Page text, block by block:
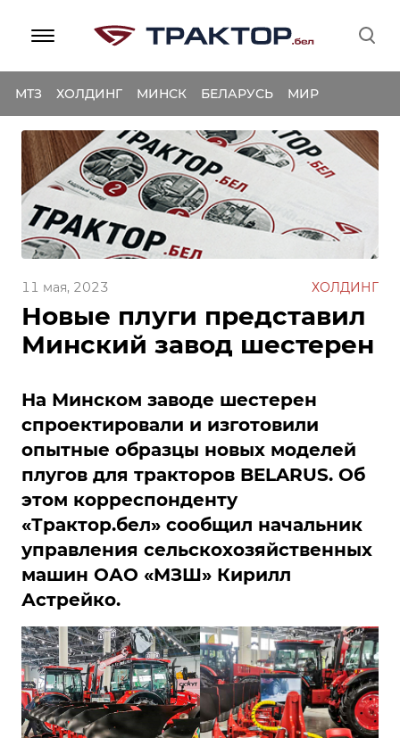
МТЗ ХОЛДИНГ МИНСК БЕЛАРУСЬ МИР
Новые плуги представил
Минский завод шестерен
11 мая, 2023 ХОЛДИНГ
На Минском заводе шестерен
спроектировали и изготовили
опытные образцы новых моделей
плугов для тракторов BELARUS. Об
этом корреспонденту
«Трактор.бел» сообщил начальник
управления сельскохозяйственных
машин ОАО «МЗШ» Кирилл
Астрейко.